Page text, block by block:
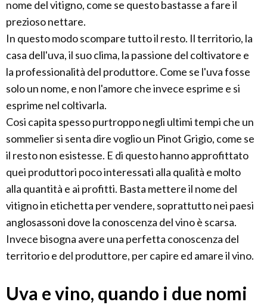
nome del vitigno, come se questo bastasse a fare il
prezioso nettare.
In questo modo scompare tutto il resto. Il territorio, la
casa dell'uva, il suo clima, la passione del coltivatore e
la professionalità del produttore. Come se l'uva fosse
solo un nome, e non l'amore che invece esprime e si
esprime nel coltivarla.
Cosi capita spesso purtroppo negli ultimi tempi che un
sommelier si senta dire voglio un Pinot Grigio, come se
il resto non esistesse. E di questo hanno approfittato
quei produttori poco interessati alla qualità e molto
alla quantità e ai profitti. Basta mettere il nome del
vitigno in etichetta per vendere, soprattutto nei paesi
anglosassoni dove la conoscenza del vino è scarsa.
Invece bisogna avere una perfetta conoscenza del
territorio e del produttore, per capire ed amare il vino.
Uva e vino, quando i due nomi